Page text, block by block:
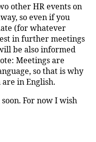
other HR events on
so even if you
(for whatever
in further meetings
be also informed
Meetings are
so that is why
in English.
For now I wish